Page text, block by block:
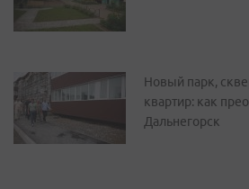
Новый парк,
квартир: как
Дальнегорск